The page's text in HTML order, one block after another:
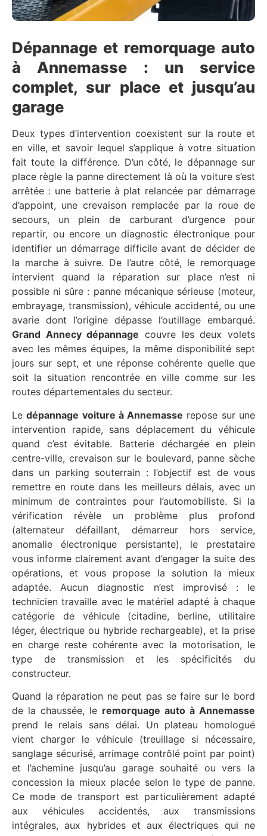
Dépannage et remorquage auto
à Annemasse : un service
complet, sur place et jusqu’au
garage
Deux types d’intervention coexistent sur la route et
en ville, et savoir lequel s’applique à votre situation
fait toute la différence. D’un côté, le dépannage sur
place règle la panne directement là où la voiture s’est
arrêtée : une batterie à plat relancée par démarrage
d’appoint, une crevaison remplacée par la roue de
secours, un plein de carburant d’urgence pour
repartir, ou encore un diagnostic électronique pour
identifier un démarrage difficile avant de décider de
la marche à suivre. De l’autre côté, le remorquage
intervient quand la réparation sur place n’est ni
possible ni sûre : panne mécanique sérieuse (moteur,
embrayage, transmission), véhicule accidenté, ou une
avarie dont l’origine dépasse l’outillage embarqué.
Grand Annecy dépannage couvre les deux volets
avec les mêmes équipes, la même disponibilité sept
jours sur sept, et une réponse cohérente quelle que
soit la situation rencontrée en ville comme sur les
routes départementales du secteur.
Ledépannage voiture à Annemasse repose sur une
intervention rapide, sans déplacement du véhicule
quand c’est évitable. Batterie déchargée en plein
centre-ville, crevaison sur le boulevard, panne sèche
dans un parking souterrain : l’objectif est de vous
remettre en route dans les meilleurs délais, avec un
minimum de contraintes pour l’automobiliste. Si la
vérification révèle un problème plus profond
(alternateur défaillant, démarreur hors service,
anomalie électronique persistante), le prestataire
vous informe clairement avant d’engager la suite des
opérations, et vous propose la solution la mieux
adaptée. Aucun diagnostic n’est improvisé : le
technicien travaille avec le matériel adapté à chaque
catégorie de véhicule (citadine, berline, utilitaire
léger, électrique ou hybride rechargeable), et la prise
en charge reste cohérente avec la motorisation, le
type de transmission et les spécificités du
constructeur.
Quand la réparation ne peut pas se faire sur le bord
de la chaussée, le remorquage auto à Annemasse
prend le relais sans délai. Un plateau homologué
vient charger le véhicule (treuillage si nécessaire,
sanglage sécurisé, arrimage contrôlé point par point)
et l’achemine jusqu’au garage souhaité ou vers la
concession la mieux placée selon le type de panne.
Ce mode de transport est particulièrement adapté
aux véhicules accidentés, aux transmissions
intégrales, aux hybrides et aux électriques qui ne